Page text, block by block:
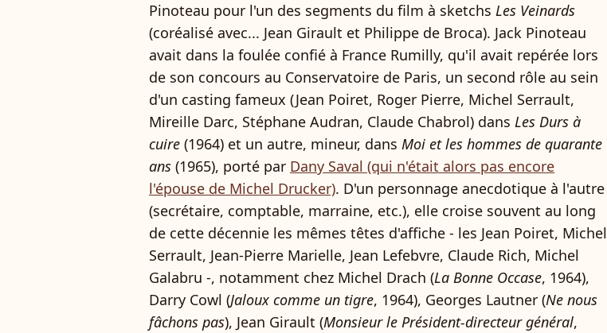
Pinoteau pour l'un des segments du film à sketchs Les Veinards
(coréalisé avec... Jean Girault et Philippe de Broca). Jack Pinoteau
avait dans la foulée confié à France Rumilly, qu'il avait repérée lors
de son concours au Conservatoire de Paris, un second rôle au sein
d'un casting fameux (Jean Poiret, Roger Pierre, Michel Serrault,
Mireille Darc, Stéphane Audran, Claude Chabrol) dans Les Durs à
cuire (1964) et un autre, mineur, dans Moi et les hommes de quarante
ans (1965), porté par Dany Saval (qui n'était alors pas encore
l'épouse de Michel Drucker). D'un personnage anecdotique à l'autre
(secrétaire, comptable, marraine, etc.), elle croise souvent au long
de cette décennie les mêmes têtes d'affiche - les Jean Poiret, Michel
Serrault, Jean-Pierre Marielle, Jean Lefebvre, Claude Rich, Michel
Galabru -, notamment chez Michel Drach (La Bonne Occase, 1964),
Darry Cowl (Jaloux comme un tigre, 1964), Georges Lautner (Ne nous
fâchons pas), Jean Girault (Monsieur le Président-directeur général,